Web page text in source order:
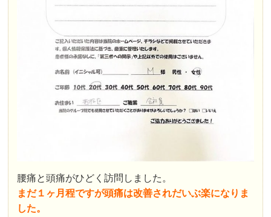
腰痛と頭痛がひどく訪問しました。
まだ１ヶ月程ですが頭痛は改善されだいぶ楽になりま
した。